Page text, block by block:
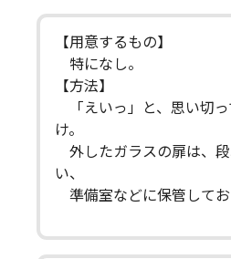
【用意するもの】
特になし。
【方法】
「えいっ」と、思い切っ
け。
外したガラスの扉は、
い、
準備室などに保管してお